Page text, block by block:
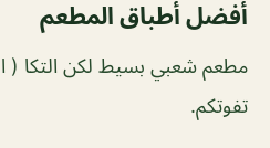
أفضل أطباق المطعم
مطعم شعبي بسيط لكن التكا (
تفوتكم.